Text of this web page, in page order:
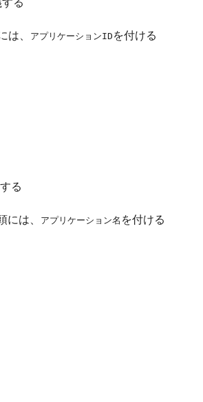
る
は、 アプリケーションID を付ける
る
は、 アプリケーション名 を付ける